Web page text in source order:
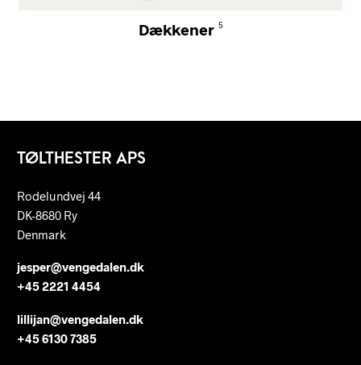
Dækkener 5
TØLTHESTER APS
Rodelundvej 44
DK-8680 Ry
Denmark
jesper@vengedalen.dk
+45 2221 4454
lillijan@vengedalen.dk
+45 6130 7385